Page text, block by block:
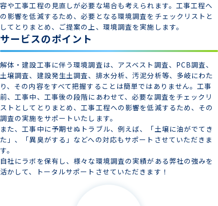
容や工事工程の見直しが必要な場合も考えられます。工事工程へ
の影響を低減するため、必要となる環境調査をチェックリストと
してとりまとめ、ご提案の上、環境調査を実施します。
サービスのポイント
解体・建設工事に伴う環境調査は、アスベスト調査、PCB調査、
土壌調査、建設発生土調査、排水分析、汚泥分析等、多岐にわた
り、その内容をすべて把握することは簡単ではありません。工事
前、工事中、工事後の段階にあわせて、必要な調査をチェックリ
ストとしてとりまとめ、工事工程への影響を低減するため、その
調査の実施をサポートいたします。
また、工事中に予期せぬトラブル、例えば、「土壌に油がでてき
た」、「異臭がする」などへの対応もサポートさせていただきま
す。
自社にラボを保有し、様々な環境調査の実績がある弊社の強みを
活かして、トータルサポートさせていただきます！